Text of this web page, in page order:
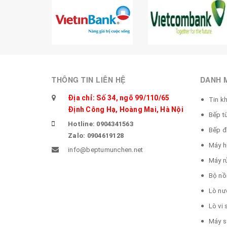
THÔNG TIN LIÊN HỆ
Địa chỉ: Số 34, ngõ 99/110/65
Định Công Hạ, Hoàng Mai, Hà Nội
Hotline: 0904341563
Zalo: 0904619128
info@beptumunchen.net
DANH
Tin
Bếp
Bếp
Máy
Máy
Bộ
Lò
Lò vi
Máy